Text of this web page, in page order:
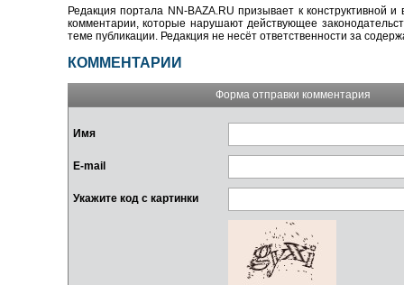
Редакция портала NN-BAZA.RU призывает к конструктивной
комментарии, которые нарушают действующее
теме публикации. Редакция не несёт ответственности за
КОММЕНТАРИИ
Форма отправки комментария
Имя
E-mail
Укажите код с картинки